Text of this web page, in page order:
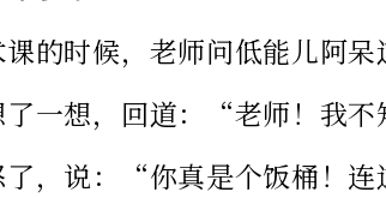
课的时候，老师问低能儿阿
了一想，回道：“老师！我不
，说：“你真是个饭桶！